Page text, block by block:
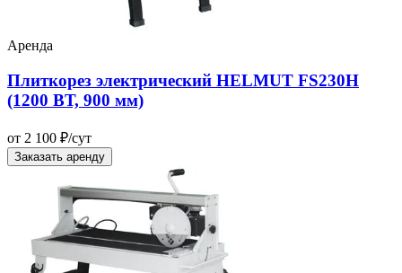
Аренда
Плиткорез электрический HELMUT FS230H
(1200 ВТ, 900 мм)
от 2 100 ₽/сут
Заказать аренду